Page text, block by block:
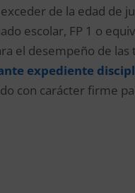
de la edad de
escolar, FP 1 o
el desempeño de las
expediente
con carácter firme